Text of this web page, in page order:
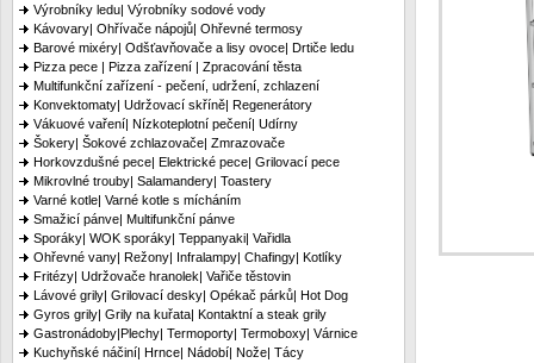
Výrobníky ledu| Výrobníky sodové vody
Kávovary| Ohřívače nápojů| Ohřevné termosy
Barové mixéry| Odšťavňovače a lisy ovoce| Drtiče ledu
Pizza pece | Pizza zařízení | Zpracování těsta
Multifunkční zařízení - pečení, udržení, zchlazení
Konvektomaty| Udržovací skříně| Regenerátory
Vákuové vaření| Nízkoteplotní pečení| Udírny
Šokery| Šokové zchlazovače| Zmrazovače
Horkovzdušné pece| Elektrické pece| Grilovací pece
Mikrovlné trouby| Salamandery| Toastery
Varné kotle| Varné kotle s mícháním
Smažicí pánve| Multifunkční pánve
Sporáky| WOK sporáky| Teppanyaki| Vařidla
Ohřevné vany| Režony| Infralampy| Chafingy| Kotlíky
Fritézy| Udržovače hranolek| Vařiče těstovin
Lávové grily| Grilovací desky| Opékač párků| Hot Dog
Gyros grily| Grily na kuřata| Kontaktní a steak grily
Gastronádoby|Plechy| Termoporty| Termoboxy| Várnice
Kuchyňské náčiní| Hrnce| Nádobí| Nože| Tácy